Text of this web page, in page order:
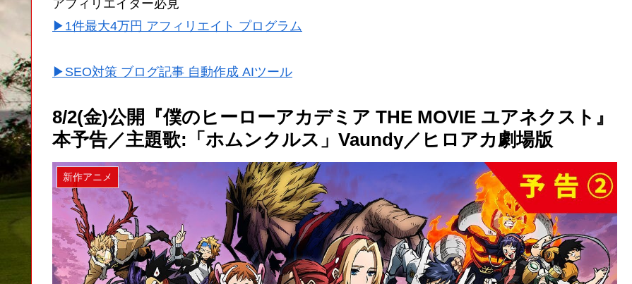
アフィリエイター必見
▶1件最大4万円 アフィリエイト プログラム
▶SEO対策 ブログ記事 自動作成 AIツール
8/2(金)公開『僕のヒーローアカデミア THE MOVIE ユアネクスト』
本予告／主題歌:「ホムンクルス」Vaundy／ヒロアカ劇場版
新作アニメ